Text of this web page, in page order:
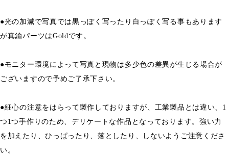
●光の加減で写真では黒っぽく写ったり白っぽく写る事もあります
が真鍮パーツはGoldです。
●モニター環境によって写真と現物は多少色の差異が生じる場合が
ございますので予めご了承下さい。
●細心の注意をはらって製作しておりますが、工業製品とは違い、1
つ1つ手作りのため、デリケートな作品となっております。強い力
を加えたり、ひっぱったり、落としたり、しないようご注意くださ
い。